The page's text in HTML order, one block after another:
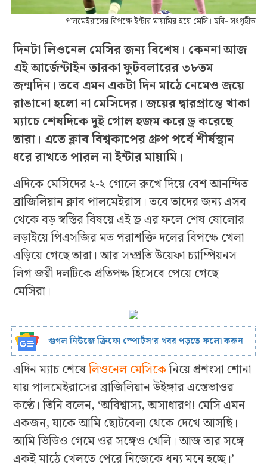
পালমেইরাসের বিপক্ষে ইন্টার মায়ামির হয়ে মেসি। ছবি- সংগৃহীত
দিনটা লিওনেল মেসির জন্য বিশেষ। কেননা আজ
এই আর্জেন্টাইন তারকা ফুটবলারের ৩৮তম
জন্মদিন। তবে এমন একটা দিন মাঠে নেমেও জয়ে
রাঙানো হলো না মেসিদের। জয়ের দ্বারপ্রান্তে থাকা
ম্যাচে শেষদিকে দুই গোল হজম করে ড্র করেছে
তারা। এতে ক্লাব বিশ্বকাপের গ্রুপ পর্বে শীর্ষস্থান
ধরে রাখতে পারল না ইন্টার মায়ামি।
এদিকে মেসিদের ২-২ গোলে রুখে দিয়ে বেশ আনন্দিত
ব্রাজিলিয়ান ক্লাব পালমেইরাস। তবে তাদের জন্য এসব
থেকে বড় স্বস্তির বিষয়ে এই ড্র এর ফলে শেষ ষোলোর
লড়াইয়ে পিএসজির মত পরাশক্তি দলের বিপক্ষে খেলা
এড়িয়ে গেছে তারা। আর সম্প্রতি উয়েফা চ্যাম্পিয়নস
লিগ জয়ী দলটিকে প্রতিপক্ষ হিসেবে পেয়ে গেছে
মেসিরা।
গুগল নিউজে ক্রিফো স্পোর্টস’র খবর পড়তে ফলো করুন
এদিন ম্যাচ শেষেলিওনেল মেসিকেনিয়ে প্রশংসা শোনা
যায় পালমেইরাসের ব্রাজিলিয়ান উইঙ্গার এস্তেভাওর
কণ্ঠে। তিনি বলেন, ‘অবিশ্বাস্য, অসাধারণ! মেসি এমন
একজন, যাকে আমি ছোটবেলা থেকে দেখে আসছি।
আমি ভিডিও গেমে ওর সঙ্গেও খেলি। আজ তার সঙ্গে
একই মাঠে খেলতে পেরে নিজেকে ধন্য মনে হচ্ছে।’